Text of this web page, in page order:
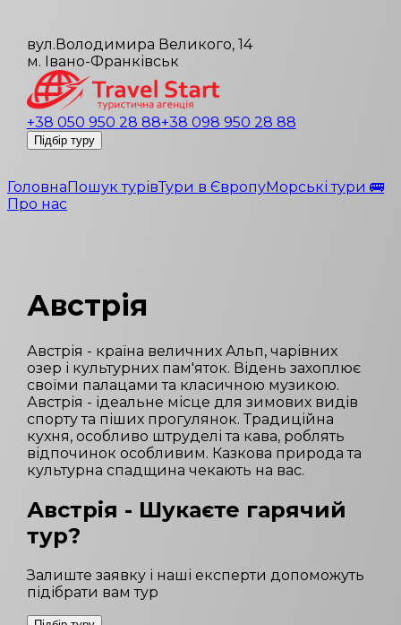
вул.Володимира Великого, 14
м. Івано-Франківськ
+38 050 950 28 88+38 098 950 28 88
Підбір туру
ГоловнаПошук турівТури в ЄвропуМорські тури 🚌
Про нас
Австрія
Австрія - країна величних Альп, чарівних
озер і культурних пам'яток. Відень захоплює
своїми палацами та класичною музикою.
Австрія - ідеальне місце для зимових видів
спорту та піших прогулянок. Традиційна
кухня, особливо штруделі та кава, роблять
відпочинок особливим. Казкова природа та
культурна спадщина чекають на вас.
Австрія - Шукаєте гарячий
тур?
Залиште заявку і наші експерти допоможуть
підібрати вам тур